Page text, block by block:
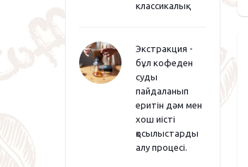
классикалық
Экстракция -
бұл кофеден
суды
пайдаланып
еритін дәм мен
хош иісті
қосылыстарды
алу процесі.